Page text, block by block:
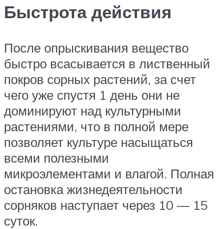
Быстрота действия
После опрыскивания вещество
быстро всасывается в лиственный
покров сорных растений, за счет
чего уже спустя 1 день они не
доминируют над культурными
растениями, что в полной мере
позволяет культуре насыщаться
всеми полезными
микроэлементами и влагой. Полная
остановка жизнедеятельности
сорняков наступает через 10 — 15
суток.